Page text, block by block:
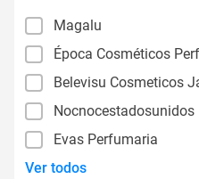
Magalu
Época Cosméticos
Belevisu Cosmeticos
Nocnocestadosunidos
Evas Perfumaria
Ver todos